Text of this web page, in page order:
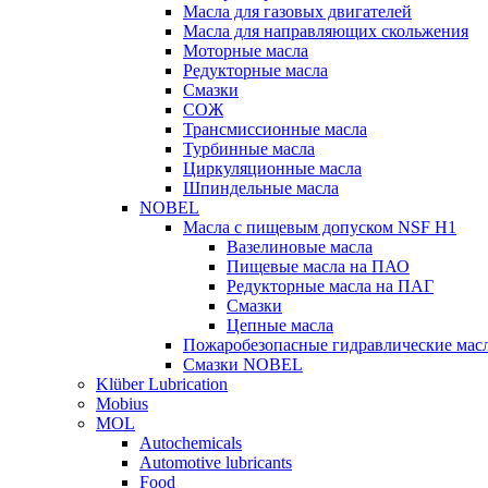
Масла для газовых двигателей
Масла для направляющих скольжения
Моторные масла
Редукторные масла
Смазки
СОЖ
Трансмиссионные масла
Турбинные масла
Циркуляционные масла
Шпиндельные масла
NOBEL
Масла с пищевым допуском NSF H1
Вазелиновые масла
Пищевые масла на ПАО
Редукторные масла на ПАГ
Смазки
Цепные масла
Пожаробезопасные гидравлические
Смазки NOBEL
Klüber Lubrication
Mobius
MOL
Autochemicals
Automotive lubricants
Food